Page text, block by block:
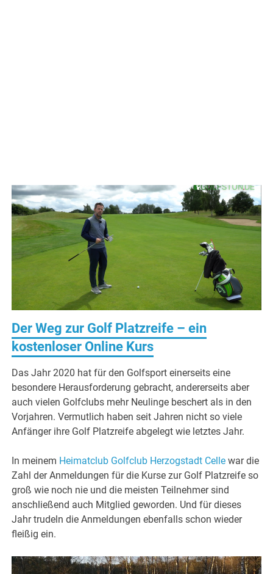
Der Weg zur Golf Platzreife – ein
kostenloser Online Kurs
Das Jahr 2020 hat für den Golfsport einerseits eine
besondere Herausforderung gebracht, andererseits aber
auch vielen Golfclubs mehr Neulinge beschert als in den
Vorjahren. Vermutlich haben seit Jahren nicht so viele
Anfänger ihre Golf Platzreife abgelegt wie letztes Jahr.
In meinem Heimatclub Golfclub Herzogstadt Celle war die
Zahl der Anmeldungen für die Kurse zur Golf Platzreife so
groß wie noch nie und die meisten Teilnehmer sind
anschließend auch Mitglied geworden. Und für dieses
Jahr trudeln die Anmeldungen ebenfalls schon wieder
fleißig ein.